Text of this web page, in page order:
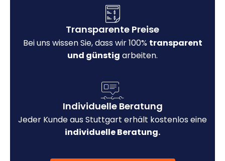
Transparente Preise
Bei uns wissen Sie, dass wir 100% transparent
und günstig arbeiten.
Individuelle Beratung
Jeder Kunde aus Stuttgart erhält kostenlos eine
individuelle Beratung.